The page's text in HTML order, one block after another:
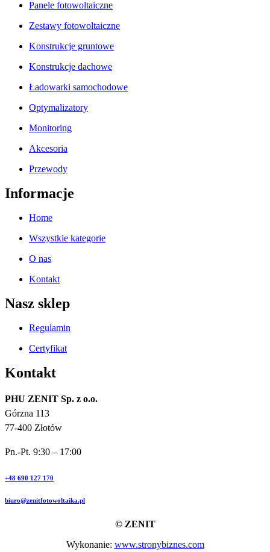
Panele fotowoltaiczne
Zestawy fotowoltaiczne
Konstrukcje gruntowe
Konstrukcje dachowe
Ładowarki samochodowe
Optymalizatory
Monitoring
Akcesoria
Przewody
Informacje
Home
Wszystkie kategorie
O nas
Kontakt
Nasz sklep
Regulamin
Certyfikat
Kontakt
PHU ZENIT Sp. z o.o.
Górzna 113
77-400 Złotów
Pn.-Pt. 9:30 – 17:00
+48 690 127 170
biuro@zenitfotowoltaika.pl
© ZENIT
Wykonanie: www.stronybiznes.com